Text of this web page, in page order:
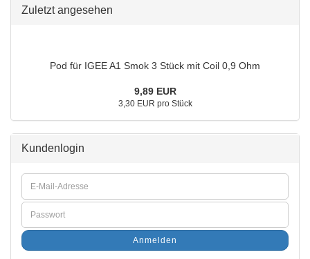
Zuletzt angesehen
Pod für IGEE A1 Smok 3 Stück mit Coil 0,9 Ohm
9,89 EUR
3,30 EUR pro Stück
Kundenlogin
Anmelden